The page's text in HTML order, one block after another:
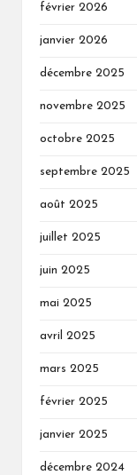
février 2026
janvier 2026
décembre 2025
novembre 2025
octobre 2025
septembre 2025
août 2025
juillet 2025
juin 2025
mai 2025
avril 2025
mars 2025
février 2025
janvier 2025
décembre 2024